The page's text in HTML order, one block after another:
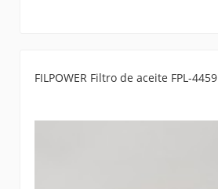
FILPOWER Filtro de aceite FPL-4459